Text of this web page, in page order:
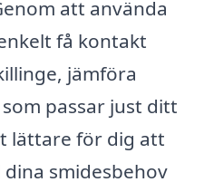
att använda
få kontakt
jämföra
passar just ditt
lättare för dig att
smidesbehov